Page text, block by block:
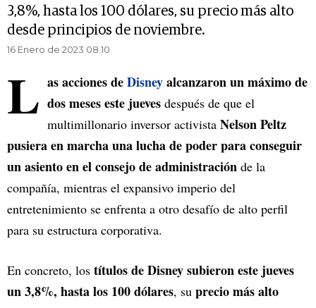
3,8%, hasta los 100 dólares, su precio más alto
desde principios de noviembre.
16 Enero de 2023 08.10
L as acciones deDisneyalcanzaron un máximo de
dos meses este jueves después de que el
multimillonario inversor activista Nelson Peltz
pusiera en marcha una lucha de poder para conseguir
un asiento en el consejo de administración de la
compañía, mientras el expansivo imperio del
entretenimiento se enfrenta a otro desafío de alto perfil
para su estructura corporativa.
En concreto, los títulos de Disney subieron este jueves
un 3,8%, hasta los 100 dólares, su precio más alto